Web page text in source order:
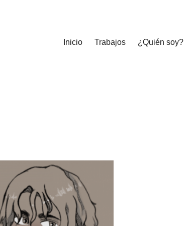
Inicio Trabajos ¿Quién soy?